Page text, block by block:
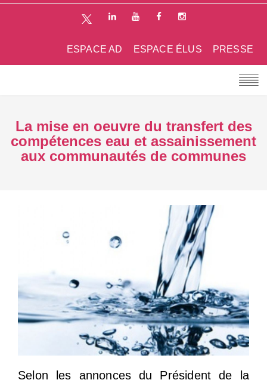
PRESSE
ESPACE ÉLUS
ESPACE AD
La mise en oeuvre du transfert des
compétences eau et assainissement
aux communautés de communes
Selon les annonces du Président de la